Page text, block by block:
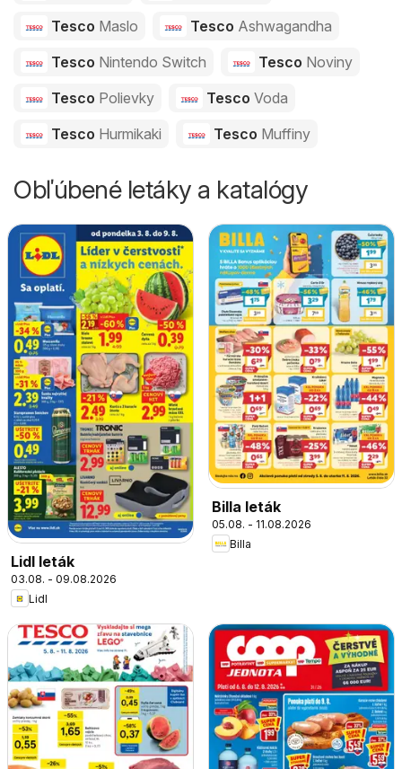
Tesco Maslo Tesco Ashwagandha
Tesco Nintendo Switch Tesco Noviny
Tesco Polievky Tesco Voda
Tesco Hurmikaki Tesco Muffiny
Obľúbené letáky a katalógy
Lidl leták
03.08. - 09.08.2026
Lidl
Billa leták
05.08. - 11.08.2026
Billa